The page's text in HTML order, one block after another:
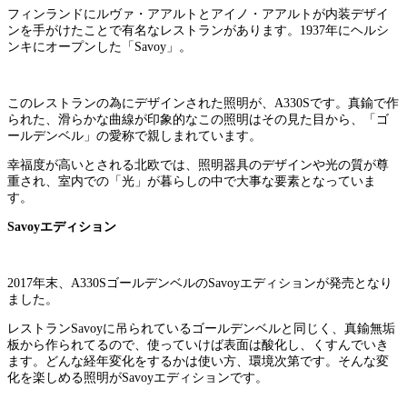
フィンランドにルヴァ・アアルトとアイノ・アアルトが内装デザイ
ンを手がけたことで有名なレストランがあります。1937年にヘルシ
ンキにオープンした「Savoy」。
このレストランの為にデザインされた照明が、A330Sです。真鍮で作
られた、滑らかな曲線が印象的なこの照明はその見た目から、「ゴ
ールデンベル」の愛称で親しまれています。
幸福度が高いとされる北欧では、照明器具のデザインや光の質が尊
重され、室内での「光」が暮らしの中で大事な要素となっていま
す。
Savoyエディション
2017年末、A330SゴールデンベルのSavoyエディションが発売となり
ました。
レストランSavoyに吊られているゴールデンベルと同じく、真鍮無垢
板から作られてるので、使っていけば表面は酸化し、くすんでいき
ます。どんな経年変化をするかは使い方、環境次第です。そんな変
化を楽しめる照明がSavoyエディションです。